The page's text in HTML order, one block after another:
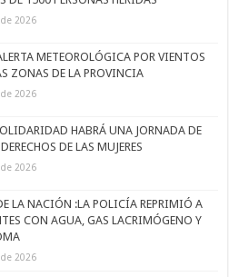
2026
METEOROLÓGICA POR VIENTOS
ZONAS DE LA PROVINCIA
2026
HABRÁ UNA JORNADA DE
DE LAS MUJERES
2026
LA NACIÓN :LA POLICÍA REPRIMIÓ A
CON AGUA, GAS LACRIMÓGENO Y
2026